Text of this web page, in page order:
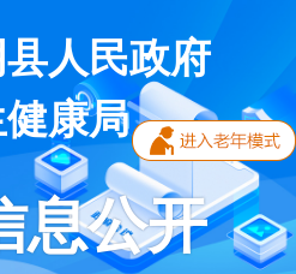
人民政府
康局
息公开